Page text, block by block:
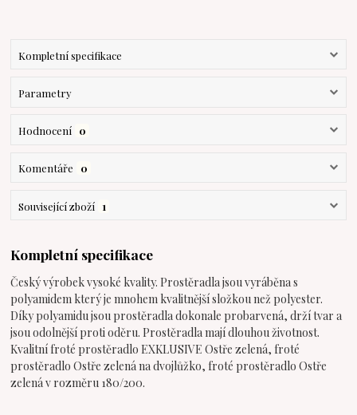
Kompletní specifikace
Parametry
Hodnocení 0
Komentáře 0
Související zboží 1
Kompletní specifikace
Český výrobek vysoké kvality. Prostěradla jsou vyráběna s
polyamidem který je mnohem kvalitnější složkou než polyester.
Díky polyamidu jsou prostěradla dokonale probarvená, drží tvar a
jsou odolnější proti oděru. Prostěradla mají dlouhou životnost.
Kvalitní froté prostěradlo EXKLUSIVE Ostře zelená, froté
prostěradlo Ostře zelená na dvojlůžko, froté prostěradlo Ostře
zelená v rozměru 180/200.